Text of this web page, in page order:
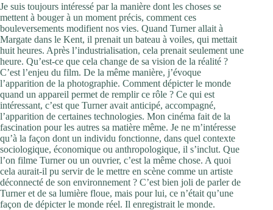
Je suis toujours intéressé par la manière dont les choses se
mettent à bouger à un moment précis, comment ces
bouleversements modifient nos vies. Quand Turner allait à
Margate dans le Kent, il prenait un bateau à voiles, qui mettait
huit heures. Après l’industrialisation, cela prenait seulement une
heure. Qu’est-ce que cela change de sa vision de la réalité ?
C’est l’enjeu du film. De la même manière, j’évoque
l’apparition de la photographie. Comment dépicter le monde
quand un appareil permet de remplir ce rôle ? Ce qui est
intéressant, c’est que Turner avait anticipé, accompagné,
l’apparition de certaines technologies. Mon cinéma fait de la
fascination pour les autres sa matière même. Je ne m’intéresse
qu’à la façon dont un individu fonctionne, dans quel contexte
sociologique, économique ou anthropologique, il s’inclut. Que
l’on filme Turner ou un ouvrier, c’est la même chose. A quoi
cela aurait-il pu servir de le mettre en scène comme un artiste
déconnecté de son environnement ? C’est bien joli de parler de
Turner et de sa lumière floue, mais pour lui, ce n’était qu’une
façon de dépicter le monde réel. Il enregistrait le monde.